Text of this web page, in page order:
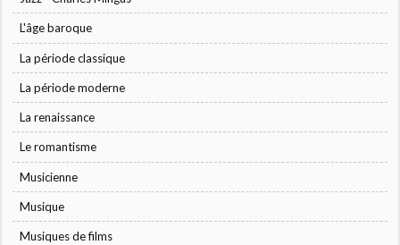
L'âge baroque
La période classique
La période moderne
La renaissance
Le romantisme
Musicienne
Musique
Musiques de films